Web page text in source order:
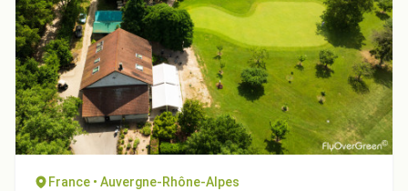
France • Auvergne-Rhône-Alpes